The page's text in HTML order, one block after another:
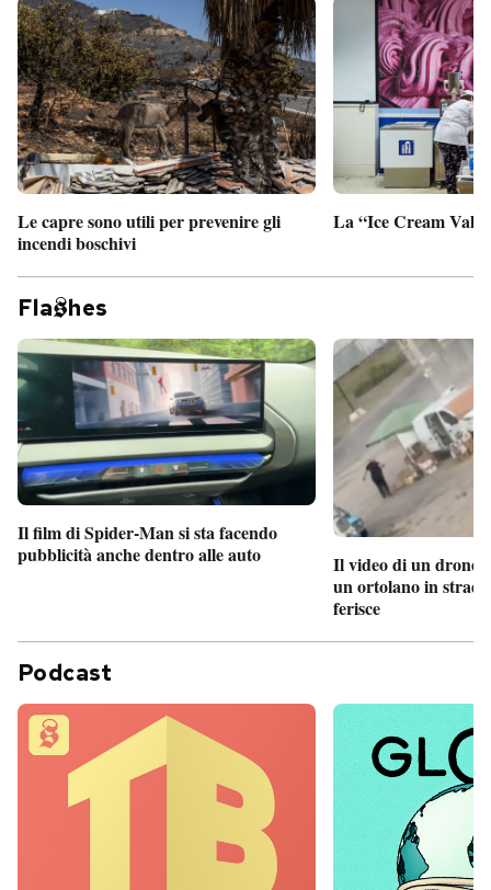
Le capre sono utili per prevenire gli
incendi boschivi
La “Ice Cream
Fla hes
Il film di Spider-Man si sta facendo
pubblicità anche dentro alle auto
Il video di un drone
un ortolano in
ferisce
Podcast